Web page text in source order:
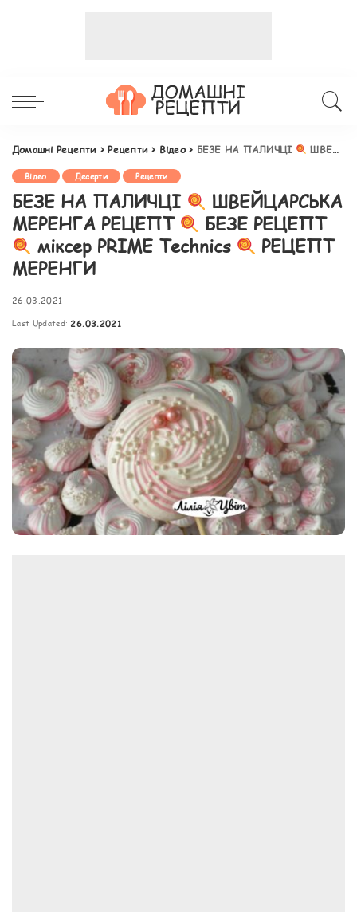
Домашні Рецепти >Рецепти > Відео> БЕЗЕ НА ПАЛИЧЦІ ШВЕЙЦАРСЬКА МЕРЕНГА РЕЦЕПТ
Відео Десерти Рецепти
БЕЗЕ НА ПАЛИЧЦІ
ШВЕЙЦАРСЬКА
МЕРЕНГА РЕЦЕПТ
БЕЗЕ РЕЦЕПТ
міксер PRIME Technics
РЕЦЕПТ
МЕРЕНГИ
26.03.2021
Last Updated: 26.03.2021